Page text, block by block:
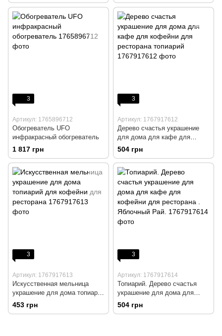
3
Артикул: 1765896712
Обогреватель UFO
инфракрасный обогреватель
1 817 грн
3
Артикул: 1767917612
Дерево счастья украшение
для дома для кафе для
кофейни для ресторана
топиарий
504 грн
3
Артикул: 1767917613
Искусственная мельница
украшение для дома топиарий
для кофейни для ресторана
453 грн
3
Артикул: 1767917614
Топиарий. Дерево счастья
украшение для дома для
кафе для кофейни для
ресторана . Яблочный Рай.
504 грн